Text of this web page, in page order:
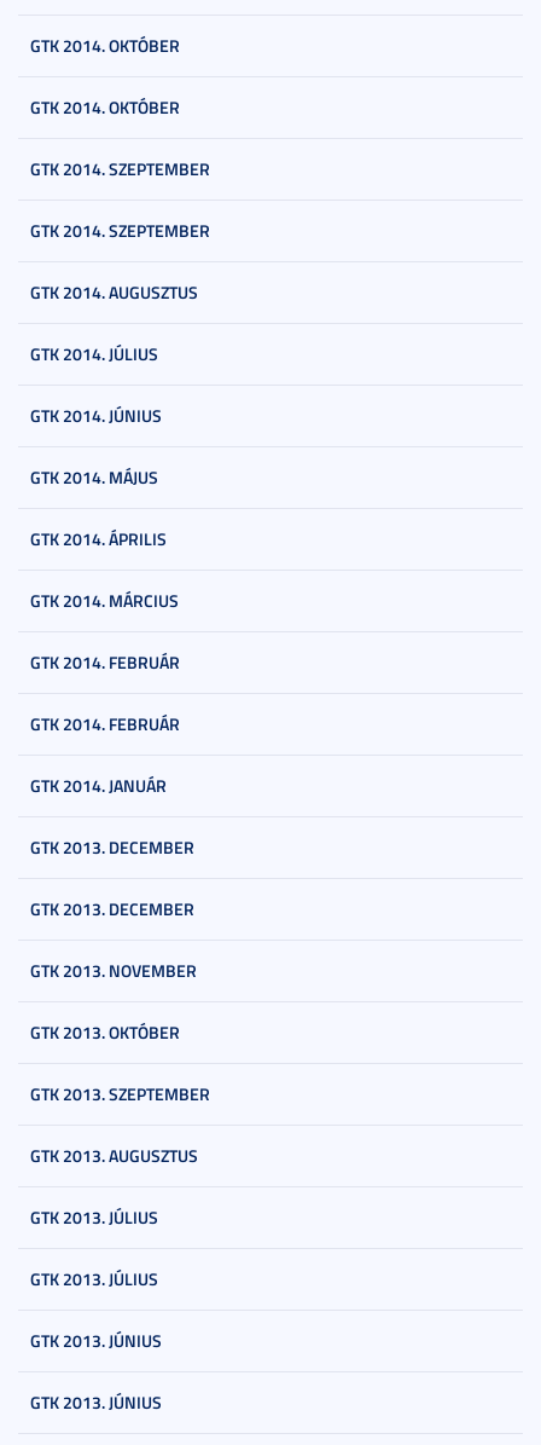
GTK 2014. OKTÓBER
GTK 2014. OKTÓBER
GTK 2014. SZEPTEMBER
GTK 2014. SZEPTEMBER
GTK 2014. AUGUSZTUS
GTK 2014. JÚLIUS
GTK 2014. JÚNIUS
GTK 2014. MÁJUS
GTK 2014. ÁPRILIS
GTK 2014. MÁRCIUS
GTK 2014. FEBRUÁR
GTK 2014. FEBRUÁR
GTK 2014. JANUÁR
GTK 2013. DECEMBER
GTK 2013. DECEMBER
GTK 2013. NOVEMBER
GTK 2013. OKTÓBER
GTK 2013. SZEPTEMBER
GTK 2013. AUGUSZTUS
GTK 2013. JÚLIUS
GTK 2013. JÚLIUS
GTK 2013. JÚNIUS
GTK 2013. JÚNIUS